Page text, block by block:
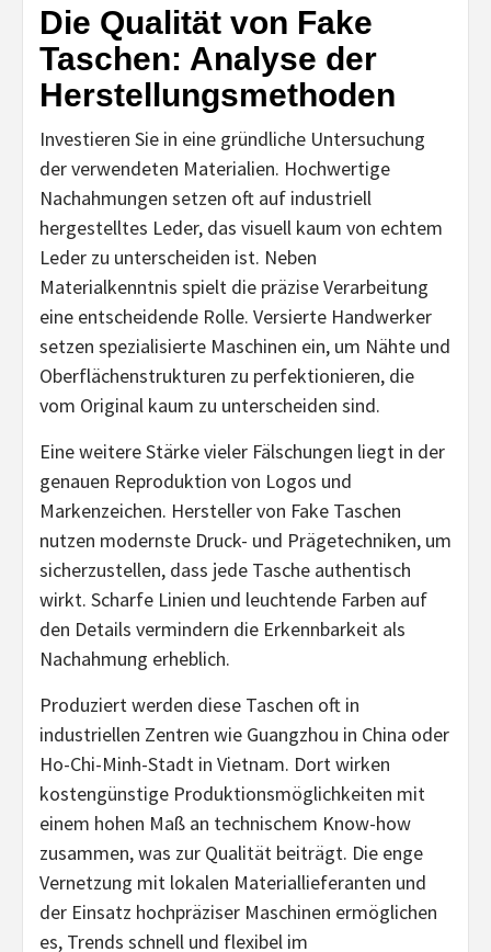
Die Qualität von Fake
Taschen: Analyse der
Herstellungsmethoden
Investieren Sie in eine gründliche Untersuchung
der verwendeten Materialien. Hochwertige
Nachahmungen setzen oft auf industriell
hergestelltes Leder, das visuell kaum von echtem
Leder zu unterscheiden ist. Neben
Materialkenntnis spielt die präzise Verarbeitung
eine entscheidende Rolle. Versierte Handwerker
setzen spezialisierte Maschinen ein, um Nähte und
Oberflächenstrukturen zu perfektionieren, die
vom Original kaum zu unterscheiden sind.
Eine weitere Stärke vieler Fälschungen liegt in der
genauen Reproduktion von Logos und
Markenzeichen. Hersteller von Fake Taschen
nutzen modernste Druck- und Prägetechniken, um
sicherzustellen, dass jede Tasche authentisch
wirkt. Scharfe Linien und leuchtende Farben auf
den Details vermindern die Erkennbarkeit als
Nachahmung erheblich.
Produziert werden diese Taschen oft in
industriellen Zentren wie Guangzhou in China oder
Ho-Chi-Minh-Stadt in Vietnam. Dort wirken
kostengünstige Produktionsmöglichkeiten mit
einem hohen Maß an technischem Know-how
zusammen, was zur Qualität beiträgt. Die enge
Vernetzung mit lokalen Materiallieferanten und
der Einsatz hochpräziser Maschinen ermöglichen
es, Trends schnell und flexibel im